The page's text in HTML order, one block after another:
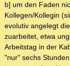
b] um den Faden
Kollegen/Kollegin
evolutiv angelegt
zuarbeitet, etwa
Arbeitstag in der
"nur" sechs